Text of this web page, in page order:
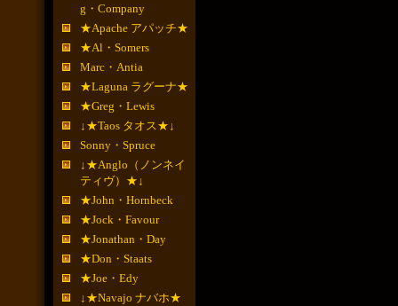
g・Company
★Apache アパッチ★
★Al・Somers
Marc・Antia
★Laguna ラグーナ★
★Greg・Lewis
↓★Taos タオス★↓
Sonny・Spruce
↓★Anglo（ノンネイ
ティヴ）★↓
★John・Hornbeck
★Jock・Favour
★Jonathan・Day
★Don・Staats
★Joe・Edy
↓★Navajo ナバホ★